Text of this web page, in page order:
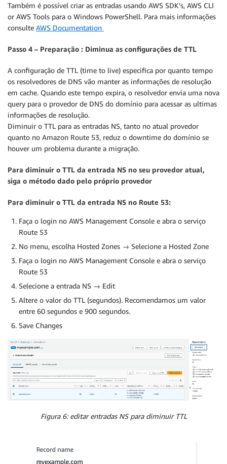
Também é possível criar as entradas usando AWS SDK’s, AWS CLI
or AWS Tools para o Windows PowerShell. Para mais informações
consulte AWS Documentation
Passo 4 – Preparação : Diminua as configurações de TTL
A configuração de TTL (time to live) especifica por quanto tempo
os resolvedores de DNS vão manter as informações de resolução
em cache. Quando este tempo expira, o resolvedor envia uma nova
query para o provedor de DNS do domínio para acessar as ultimas
informações de resolução.
Diminuir o TTL para as entradas NS, tanto no atual provedor
quanto no Amazon Route 53, reduz o downtime do domínio se
houver um problema durante a migração.
Para diminuir o TTL da entrada NS no seu provedor atual,
siga o método dado pelo próprio provedor
Para diminuir o TTL da entrada NS no Route 53:
Faça o login no AWS Management Console e abra o serviço
Route 53
No menu, escolha Hosted Zones → Selecione a Hosted Zone
Faça o login no AWS Management Console e abra o serviço
Route 53
Selecione a entrada NS → Edit
Altere o valor do TTL (segundos). Recomendamos um valor
entre 60 segundos e 900 segundos.
Save Changes
Figura 6: editar entradas NS para diminuir TTL